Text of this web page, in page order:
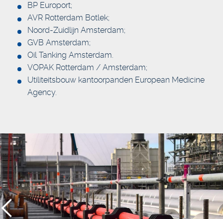
BP Europort;
AVR Rotterdam Botlek;
Noord-Zuidlijn Amsterdam;
GVB Amsterdam;
Oil Tanking Amsterdam.
VOPAK Rotterdam / Amsterdam;
Utiliteitsbouw kantoorpanden European Medicine
Agency.